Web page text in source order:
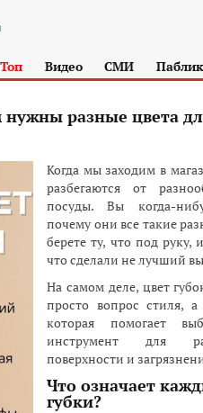
Топ Видео СМИ
разные цвета
Когда мы заходим в
разбегаются от
посуды. Вы когда-
почему они все такие
берете ту, что под
что сделали не лучший
На самом деле, цвет
просто вопрос стиля, а
которая помогает
инструмент для
поверхности и
Что означает
губки?